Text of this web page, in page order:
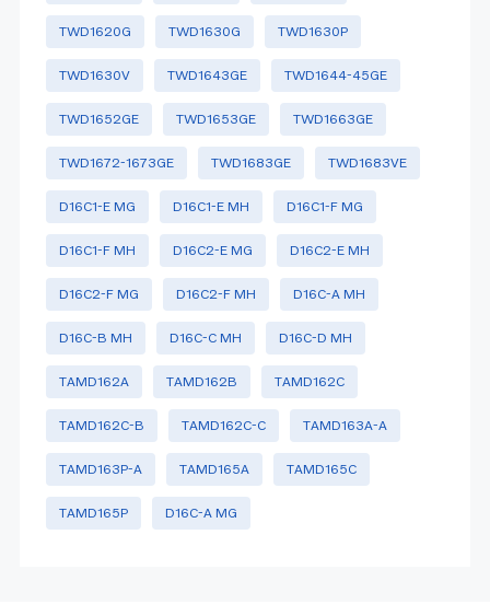
TWD1620G TWD1630G TWD1630P
TWD1630V TWD1643GE TWD1644-45GE
TWD1652GE TWD1653GE TWD1663GE
TWD1672-1673GE TWD1683GE TWD1683VE
D16C1-E MG D16C1-E MH D16C1-F MG
D16C1-F MH D16C2-E MG D16C2-E MH
D16C2-F MG D16C2-F MH D16C-A MH
D16C-B MH D16C-C MH D16C-D MH
TAMD162A TAMD162B TAMD162C
TAMD162C-B TAMD162C-C TAMD163A-A
TAMD163P-A TAMD165A TAMD165C
TAMD165P D16C-A MG